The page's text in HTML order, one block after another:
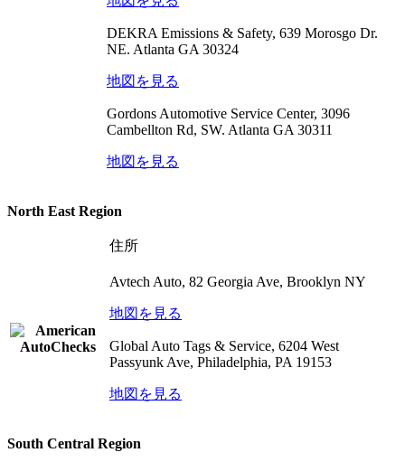
DEKRA Emissions & Safety, 639 Morosgo Dr.
NE. Atlanta GA 30324
地図を見る
Gordons Automotive Service Center, 3096
Cambellton Rd, SW. Atlanta GA 30311
地図を見る
North East Region
住所
Avtech Auto, 82 Georgia Ave, Brooklyn NY
地図を見る
Global Auto Tags & Service, 6204 West
Passyunk Ave, Philadelphia, PA 19153
地図を見る
South Central Region